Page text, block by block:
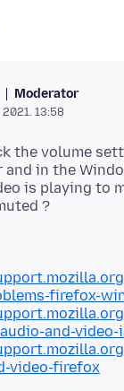
Moderator
13:58
the volume
and in the
is playing to
firefox-
and-video-
video-firefox